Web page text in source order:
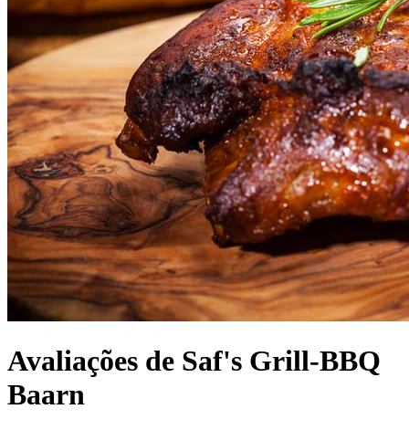
Avaliações de Saf's Grill-BBQ
Baarn